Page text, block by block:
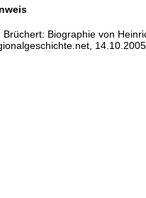
Brüchert: Biographie von
14.10.2005.